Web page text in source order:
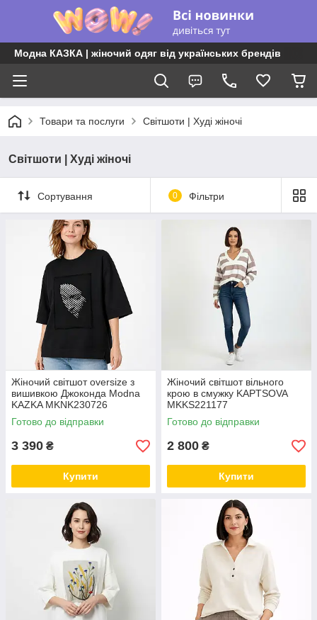
Модна КАЗКА | жіночий одяг від українських брендів
Товари та послуги Світшоти | Худі жіночі
Світшоти | Худі жіночі
Сортування 0 Фільтри
Жіночий світшот oversize з
вишивкою Джоконда Modna
KAZKA MKNK230726
Готово до відправки
3 390 ₴
Купити
Жіночий світшот вільного
крою в смужку KAPTSOVA
MKKS221177
Готово до відправки
2 800 ₴
Купити